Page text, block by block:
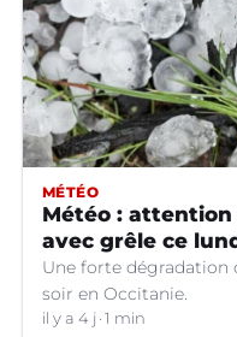
MÉTÉO
Météo :
avec grêle ce
Une forte dégradation
soir en Occitanie.
il y a 4 j 1 min